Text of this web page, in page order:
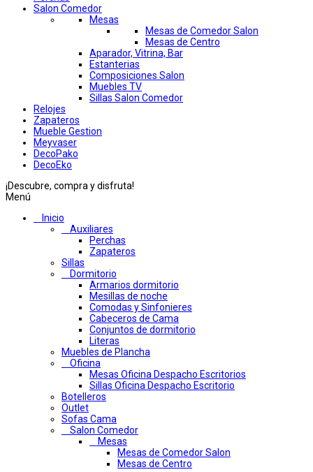
Salon Comedor
Mesas
Mesas de Comedor Salon
Mesas de Centro
Aparador, Vitrina, Bar
Estanterias
Composiciones Salon
Muebles TV
Sillas Salon Comedor
Relojes
Zapateros
Mueble Gestion
Meyvaser
DecoPako
DecoEko
¡Descubre, compra y disfruta!
Menú
Inicio
Auxiliares
Perchas
Zapateros
Sillas
Dormitorio
Armarios dormitorio
Mesillas de noche
Comodas y Sinfonieres
Cabeceros de Cama
Conjuntos de dormitorio
Literas
Muebles de Plancha
Oficina
Mesas Oficina Despacho Escritorios
Sillas Oficina Despacho Escritorio
Botelleros
Outlet
Sofas Cama
Salon Comedor
Mesas
Mesas de Comedor Salon
Mesas de Centro